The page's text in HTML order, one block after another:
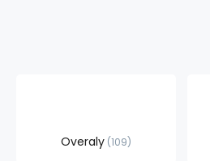
Overaly 109